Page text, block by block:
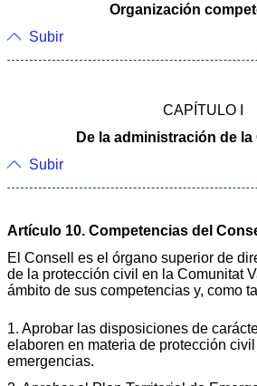
Organización
Subir
CAPÍTULO I
De la administración de la
Subir
Artículo 10. Competencias del
El Consell es el órgano superior de
de la protección civil en la Comunitat
ámbito de sus competencias y, como
1. Aprobar las disposiciones de
elaboren en materia de protección
emergencias.